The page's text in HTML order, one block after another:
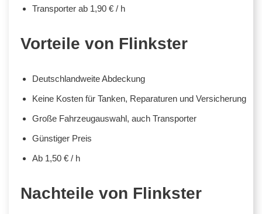
Transporter ab 1,90 € / h
Vorteile von Flinkster
Deutschlandweite Abdeckung
Keine Kosten für Tanken, Reparaturen und Versicherung
Große Fahrzeugauswahl, auch Transporter
Günstiger Preis
Ab 1,50 € / h
Nachteile von Flinkster